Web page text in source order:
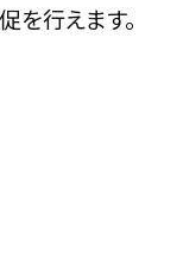
を行えます。